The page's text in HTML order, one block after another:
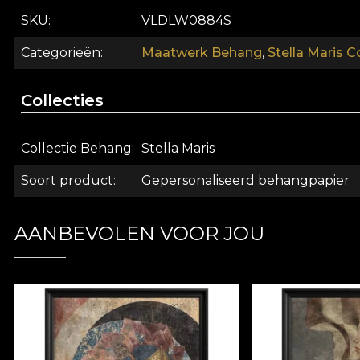
afbreekbare materialen. **House of VLAdiLA raadt
en efficiënt herdecoratieproces dat aan de hoogste
SKU VLDLW0884S
Categorieën Maatwerk Behang, Stella Maris
Collecties
Collectie Behang Stella Maris
Soort product Gepersonaliseerd behangpapier
AANBEVOLEN VOOR JOU